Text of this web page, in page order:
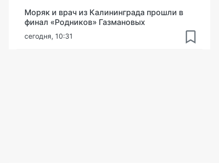
Моряк и врач из Калининграда прошли в
финал «Родников» Газмановых
сегодня, 10:31